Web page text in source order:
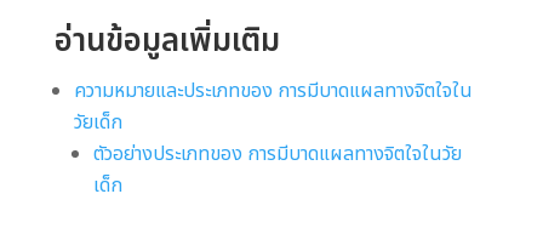
อ่านข้อมูลเพิ่มเติม
ความหมายและประเภทของ การมีบาดแผลทางจิตใจใน
วัยเด็ก
ตัวอย่างประเภทของ การมีบาดแผลทางจิตใจในวัย
เด็ก